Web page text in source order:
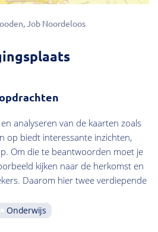
Job Noordeloos
analyseren van de kaarten zoals
op biedt interessante inzichten,
Om die te beantwoorden moet je
kijken naar de herkomst en
Daarom hier twee verdiepende
Onderwijs